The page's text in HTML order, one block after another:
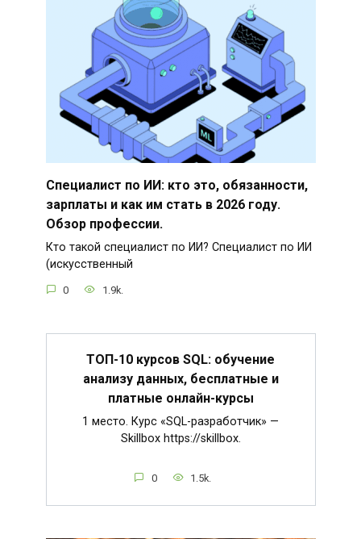
Специалист по ИИ: кто это, обязанности,
зарплаты и как им стать в 2026 году.
Обзор профессии.
Кто такой специалист по ИИ? Специалист по ИИ
(искусственный
0 1.9k.
ТОП-10 курсов SQL: обучение
анализу данных, бесплатные и
платные онлайн-курсы
1 место. Курс «SQL-разработчик» —
Skillbox https://skillbox.
0 1.5k.